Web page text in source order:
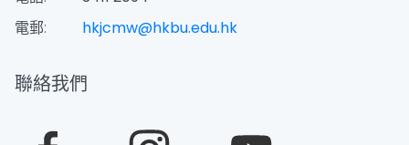
電郵:
hkjcmw@hkbu.edu.hk
聯絡我們